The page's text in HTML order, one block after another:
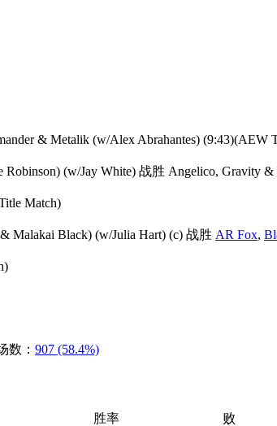
& Metalik (w/Alex Abrahantes)
(w/Jay White) 战胜 Angelico, Gravity
Match)
Malakai Black) (w/Julia Hart) (c) 战胜 AR Fox,
数： 907 (58.4%)
胜率 败